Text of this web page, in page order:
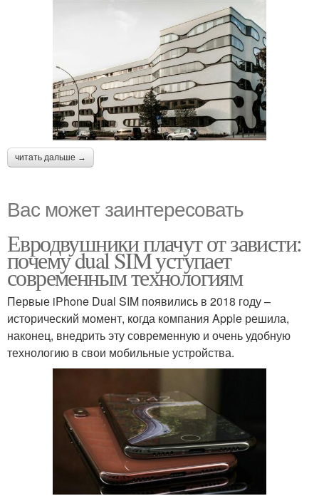
читать дальше →
Вас может заинтересовать
Евродвушники плачут от зависти:
почему dual SIM уступает
современным технологиям
Первые iPhone Dual SIM появились в 2018 году –
исторический момент, когда компания Apple решила,
наконец, внедрить эту современную и очень удобную
технологию в свои мобильные устройства.